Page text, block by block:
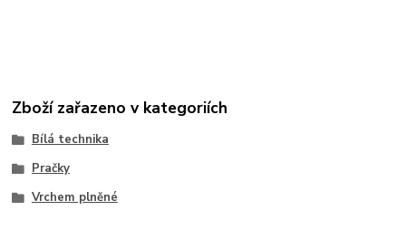
Zboží zařazeno v kategoriích
Bílá technika
Pračky
Vrchem plněné